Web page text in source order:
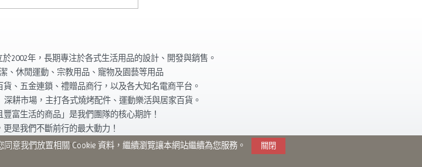
2002年，長期專注於各式生活用品的設計、開發與銷售。
、休閒運動、宗教用品、寵物及園藝等用品
、五金連鎖、禮贈品商行，以及各大知名電商平台。
耕市場，主打各式燒烤配件、運動樂活與居家百貨。
豐富生活的商品」是我們團隊的核心期許！
是我們不斷前行的最大動力！
by hosting.url.com.tw
意我們放置相關 Cookie 資料，繼續瀏覽讓本網站繼續為您服務。